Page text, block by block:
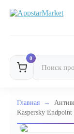
0
Главная →
Kaspersky Endpoint
Educational